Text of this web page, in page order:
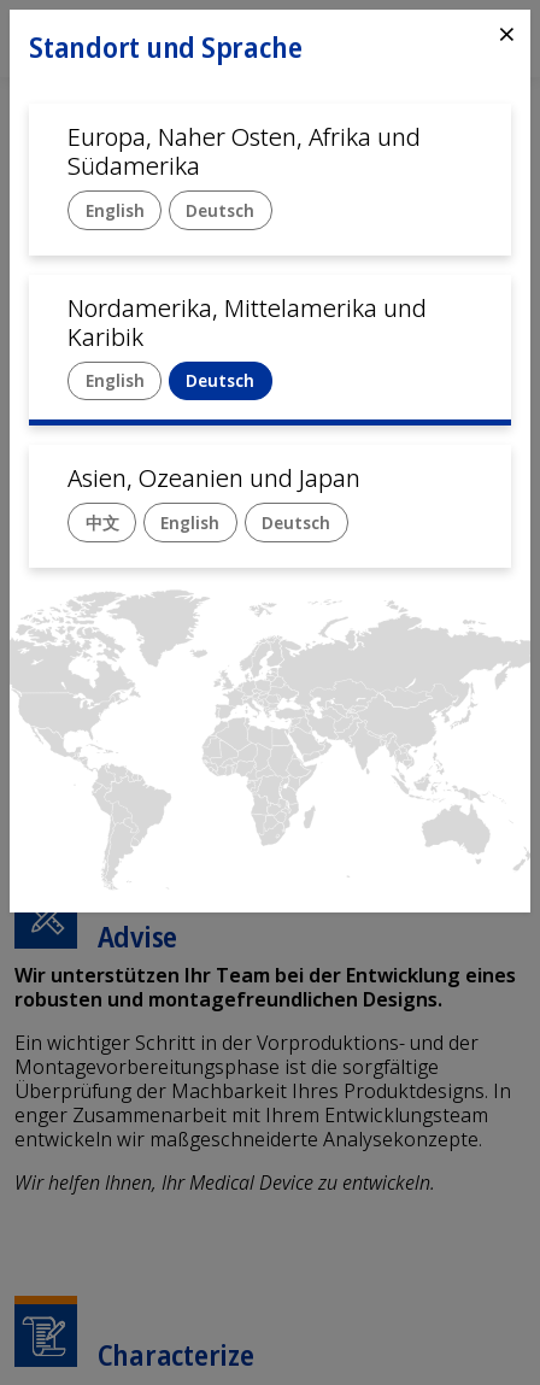
Startseite Automation Services
Pre-Production Services
für Medizinprodukte
Spitzenservices für beschleunigten
Markteinführung
Wir bieten ein komplettes Servicepaket, das
Herstellern von Medizinprodukten hilft, die
Risiken ihrer Programme zu minimieren und
die Entwicklungsphase bis zur Fertigung zu
beschleunigen.
Advise
Wir unterstützen Ihr Team bei der Entwicklung eines
robusten und montagefreundlichen Designs.
Ein wichtiger Schritt in der Vorproduktions- und der
Montagevorbereitungsphase ist die sorgfältige
Überprüfung der Machbarkeit Ihres Produktdesigns. In
enger Zusammenarbeit mit Ihrem Entwicklungsteam
entwickeln wir maßgeschneiderte Analysekonzepte.
Wir helfen Ihnen, Ihr Medical Device zu entwickeln.
Characterize
Standort und Sprache ⨯
Europa, Naher Osten, Afrika und
Südamerika
English Deutsch
Nordamerika, Mittelamerika und
Karibik
English Deutsch
Asien, Ozeanien und Japan
中文 English Deutsch